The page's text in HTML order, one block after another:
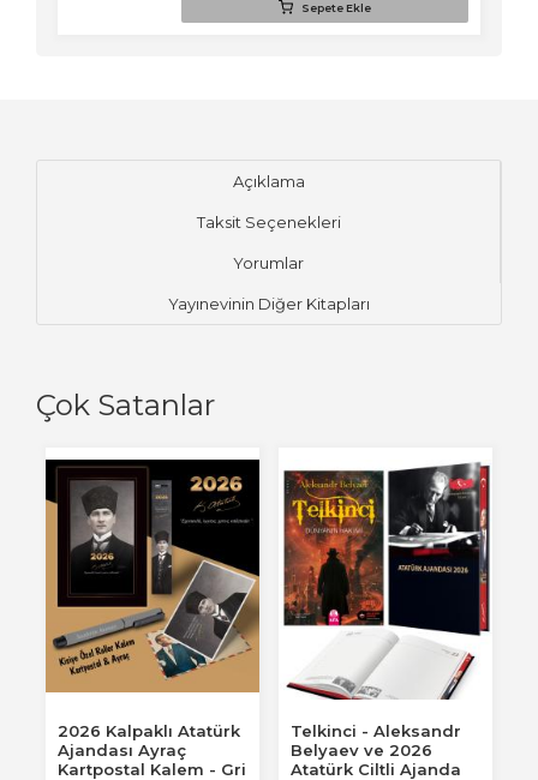
Sepete Ekle
Açıklama
Taksit Seçenekleri
Yorumlar
Yayınevinin Diğer Kitapları
Çok Satanlar
2026 Kalpaklı Atatürk
Ajandası Ayraç
Kartpostal Kalem - Gri
Telkinci - Aleksandr
Belyaev ve 2026
Atatürk Ciltli Ajanda